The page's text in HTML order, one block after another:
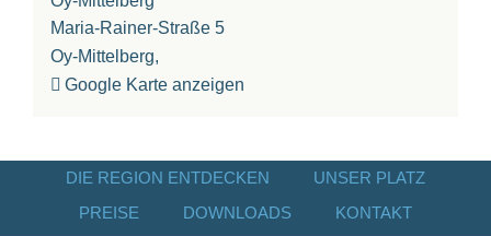
Maria-Rainer-Straße 5
Oy-Mittelberg,
Google Karte anzeigen
DIE REGION ENTDECKEN
UNSER PLATZ
PREISE
DOWNLOADS KONTAKT